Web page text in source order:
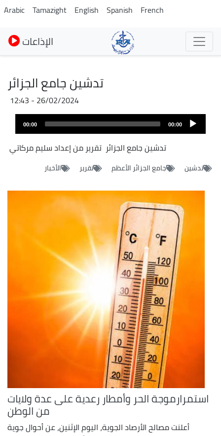
Skip
to
main
content
Arabic Tamazight English Spanish French
الإذاعات
تدشين جامع الجزائر
26/02/2024 - 12:43
Fichier
audio
00:00
00:00
تدشين جامع الجزائر تقرير من إعداد سليم مركاتي
تدشين جامع الجزائر الأعظم تقرير الأخبار
استمرارموجة الحر وأمطار رعدية على عدة ولايات
من الوطن
أعلنت مصالح الأرصاد الجوية، اليوم الإثنين، عن أحوال جوية